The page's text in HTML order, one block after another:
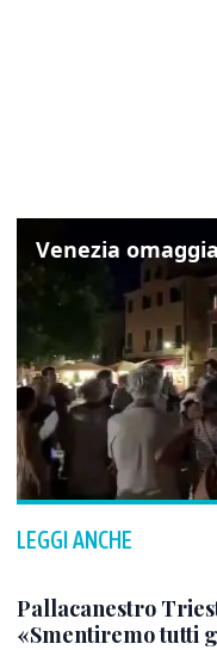
LEGGI ANCHE
Pallacanestro
«Smentiremo tutti